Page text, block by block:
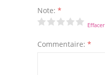
Note: *
Effacer
Commentaire: *